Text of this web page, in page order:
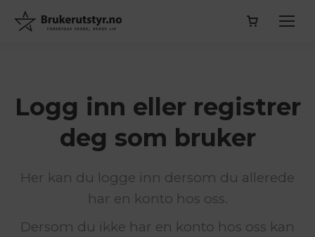
Logg inn eller registrer
deg som bruker
Her kan du logge inn dersom du allerede
har en konto hos oss.
Dersom du ikke har en konto hos oss kan